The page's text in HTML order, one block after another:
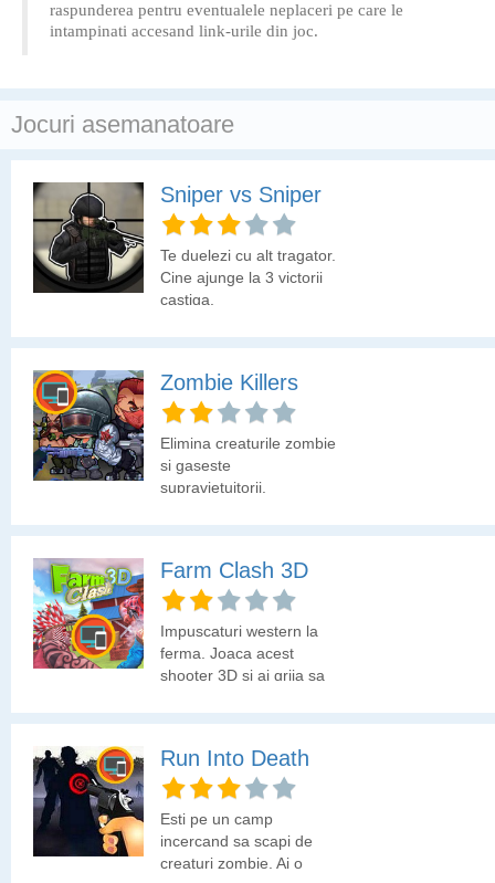
raspunderea pentru eventualele neplaceri pe care le
intampinati accesand link-urile din joc.
Jocuri asemanatoare
Sniper vs Sniper
Te duelezi cu alt tragator.
Cine ajunge la 3 victorii
castiga.
Zombie Killers
Elimina creaturile zombie
si gaseste
supravietuitorii.
Farm Clash 3D
Impuscaturi western la
ferma. Joaca acest
shooter 3D si ai grija sa
Run Into Death
Esti pe un camp
incercand sa scapi de
creaturi zombie. Ai o